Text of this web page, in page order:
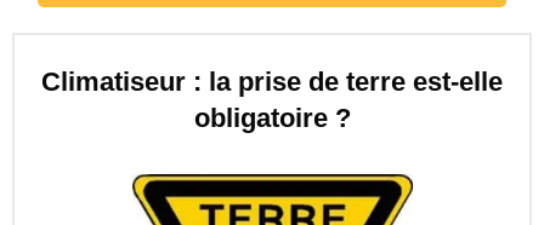
Climatiseur : la prise de terre est-elle
obligatoire ?